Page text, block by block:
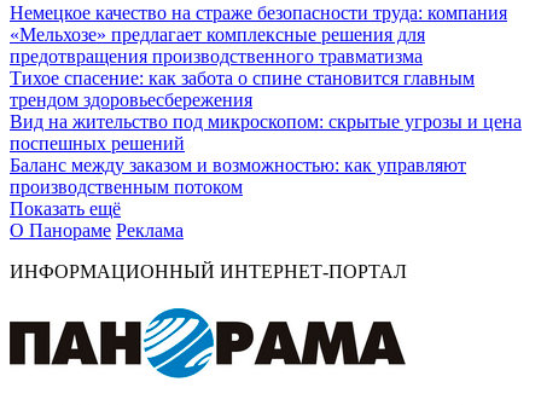
Немецкое качество на страже безопасности труда: компания
«Мельхозе» предлагает комплексные решения для
предотвращения производственного травматизма
Тихое спасение: как забота о спине становится главным
трендом здоровьесбережения
Вид на жительство под микроскопом: скрытые угрозы и цена
поспешных решений
Баланс между заказом и возможностью: как управляют
производственным потоком
Показать ещё
О Панораме Реклама
ИНФОРМАЦИОННЫЙ ИНТЕРНЕТ-ПОРТАЛ